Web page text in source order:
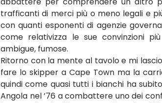
trafficanti di merci più o meno legali e
con quanti esponenti di agenzie
come relativizza le sue convinzioni
ambigue, fumose.
Ritorno con la mente al tavolo e mi
fare lo skipper a Cape Town ma la
quindi come quasi tutti i bianchi ha
Angola nel ’76 a combattere uno dei